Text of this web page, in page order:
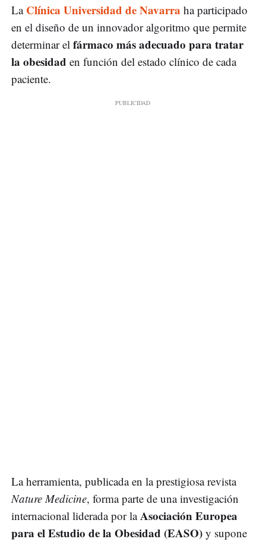
La Clínica Universidad de Navarra ha participado
en el diseño de un innovador algoritmo que permite
determinar el fármaco más adecuado para tratar
la obesidad en función del estado clínico de cada
paciente.
La herramienta, publicada en la prestigiosa revista
Nature Medicine, forma parte de una investigación
internacional liderada por laAsociación Europea
para el Estudio de la Obesidad (EASO) y supone